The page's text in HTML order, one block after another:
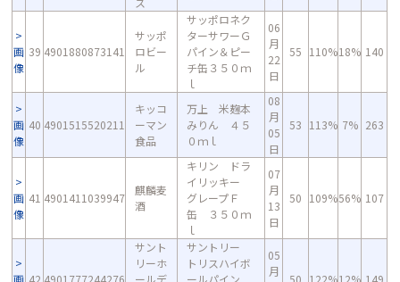
画
像
39 4901880873141
サッポ
ロビー
ル
サッポロネク
ターサワーＧ
パイン＆ピー
チ缶３５０ｍ
ｌ
06
月
22
日
55 110%18% 140
画
像
40 4901515520211
キッコ
ーマン
食品
万上 米麹本
みりん ４５
０ｍｌ
08
月
05
日
53 113% 7% 263
画
像
41 4901411039947
麒麟麦
酒
キリン ドラ
イリッキー
グレープＦ
缶 ３５０ｍ
ｌ
07
月
13
日
50 109%56% 107
画 42 4901777244276
サント
リーホ
ールデ
サントリー
トリスハイボ
ールパイン
05
月
50 122%12% 149